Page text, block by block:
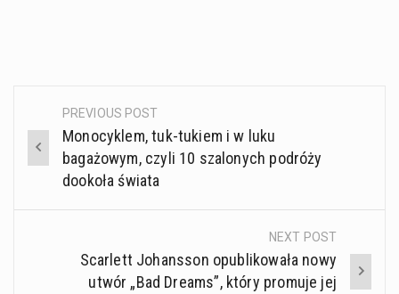
Post
navigation
PREVIOUS POST
Monocyklem, tuk-tukiem i w luku
bagażowym, czyli 10 szalonych podróży
dookoła świata
NEXT POST
Scarlett Johansson opublikowała nowy
utwór „Bad Dreams”, który promuje jej